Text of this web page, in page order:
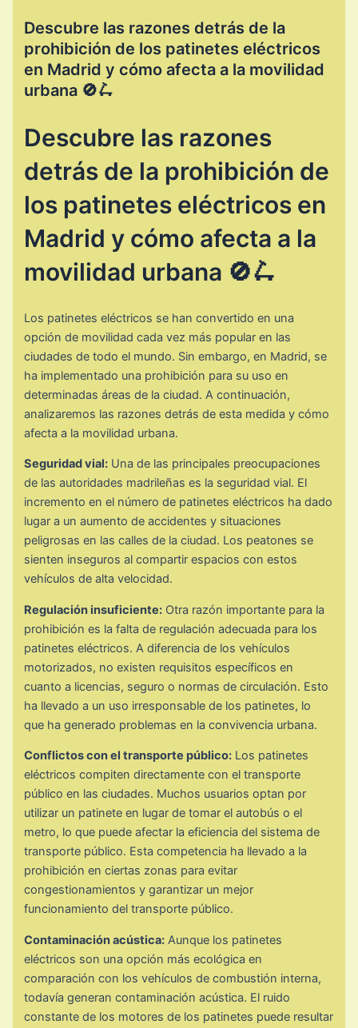
Descubre las razones detrás de la
prohibición de los patinetes eléctricos
en Madrid y cómo afecta a la movilidad
urbana 🚫🛴
Descubre las razones
detrás de la prohibición de
los patinetes eléctricos en
Madrid y cómo afecta a la
movilidad urbana 🚫🛴
Los patinetes eléctricos se han convertido en una
opción de movilidad cada vez más popular en las
ciudades de todo el mundo. Sin embargo, en Madrid, se
ha implementado una prohibición para su uso en
determinadas áreas de la ciudad. A continuación,
analizaremos las razones detrás de esta medida y cómo
afecta a la movilidad urbana.
Seguridad vial: Una de las principales preocupaciones
de las autoridades madrileñas es la seguridad vial. El
incremento en el número de patinetes eléctricos ha dado
lugar a un aumento de accidentes y situaciones
peligrosas en las calles de la ciudad. Los peatones se
sienten inseguros al compartir espacios con estos
vehículos de alta velocidad.
Regulación insuficiente: Otra razón importante para la
prohibición es la falta de regulación adecuada para los
patinetes eléctricos. A diferencia de los vehículos
motorizados, no existen requisitos específicos en
cuanto a licencias, seguro o normas de circulación. Esto
ha llevado a un uso irresponsable de los patinetes, lo
que ha generado problemas en la convivencia urbana.
Conflictos con el transporte público: Los patinetes
eléctricos compiten directamente con el transporte
público en las ciudades. Muchos usuarios optan por
utilizar un patinete en lugar de tomar el autobús o el
metro, lo que puede afectar la eficiencia del sistema de
transporte público. Esta competencia ha llevado a la
prohibición en ciertas zonas para evitar
congestionamientos y garantizar un mejor
funcionamiento del transporte público.
Contaminación acústica: Aunque los patinetes
eléctricos son una opción más ecológica en
comparación con los vehículos de combustión interna,
todavía generan contaminación acústica. El ruido
constante de los motores de los patinetes puede resultar